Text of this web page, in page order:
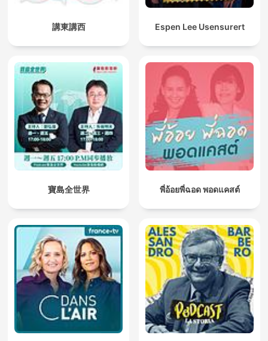
講東講西 Espen Lee Usensurert
寶島全世界 พี่อ้อยพี่ฉอด พอดแคสต์